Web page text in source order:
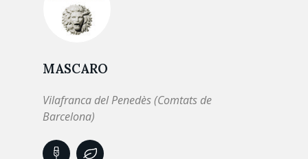
MASCARO
Vilafranca del Penedès (Comtats de
Barcelona)